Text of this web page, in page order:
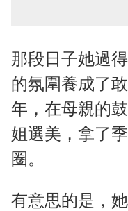
那段日子她過
的氛圍養成了
年，在母親的
姐選美，拿了
圈。
有意思的是，